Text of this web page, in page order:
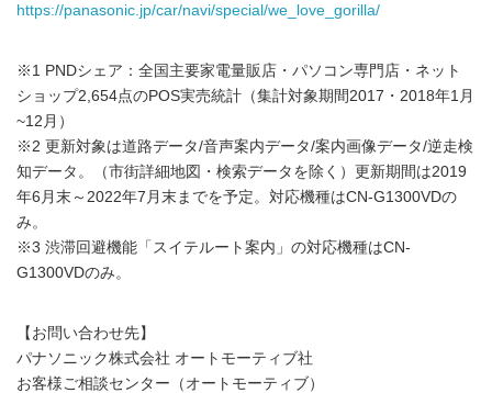
https://panasonic.jp/car/navi/special/we_love_gorilla/
※1 PNDシェア：全国主要家電量販店・パソコン専門店・ネット
ショップ2,654点のPOS実売統計（集計対象期間2017・2018年1月
~12月）
※2 更新対象は道路データ/音声案内データ/案内画像データ/逆走検
知データ。（市街詳細地図・検索データを除く）更新期間は2019
年6月末～2022年7月末までを予定。対応機種はCN-G1300VDの
み。
※3 渋滞回避機能「スイテルート案内」の対応機種はCN-
G1300VDのみ。
【お問い合わせ先】
パナソニック株式会社 オートモーティブ社
お客様ご相談センター（オートモーティブ）